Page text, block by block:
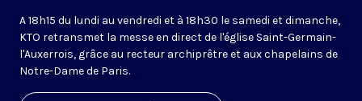
A 18h15 du lundi au vendredi et à 18h30 le samedi et dimanche,
KTO retransmet la messe en direct de l'église Saint-Germain-
l'Auxerrois, grâce au recteur archiprêtre et aux chapelains de
Notre-Dame de Paris.